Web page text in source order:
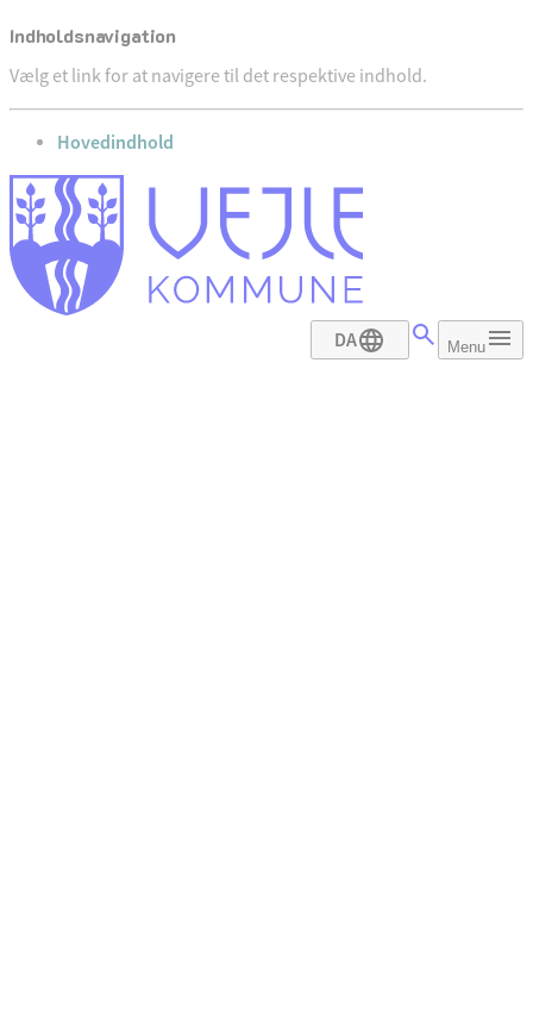
Indholdsnavigation
Vælg et link for at navigere til det respektive indhold.
gå til
Hovedindhold
DA Menu